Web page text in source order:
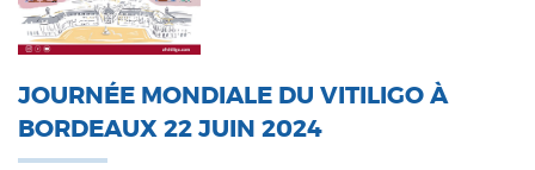
JOURNÉE MONDIALE DU VITILIGO À
BORDEAUX 22 JUIN 2024